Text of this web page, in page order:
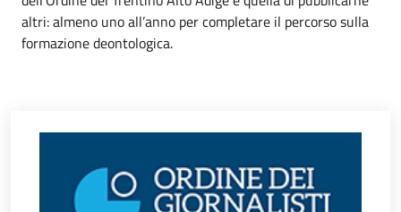
altri: almeno uno all’anno per completare il percorso sulla
formazione deontologica.